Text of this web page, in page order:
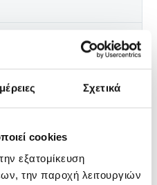
Σχετικά
cookies
εξατομίκευση
την παροχή λειτουργιών